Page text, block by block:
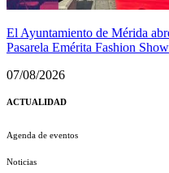
El Ayuntamiento de Mérida
Pasarela Emérita Fashion
07/08/2026
ACTUALIDAD
Agenda de eventos
Noticias